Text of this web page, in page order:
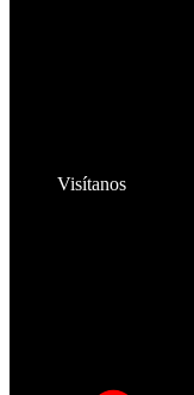
Visítanos